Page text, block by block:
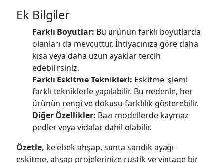
Ek Bilgiler
Farklı Boyutlar: Bu ürünün farklı boyutlarda
olanları da mevcuttur. İhtiyacınıza göre daha
kısa veya daha uzun ayaklar tercih
edebilirsiniz.
Farklı Eskitme Teknikleri: Eskitme işlemi
farklı tekniklerle yapılabilir. Bu nedenle, her
ürünün rengi ve dokusu farklılık gösterebilir.
Diğer Özellikler: Bazı modellerde kaymaz
pedler veya vidalar dahil olabilir.
Özetle, kelebek ahşap, sunta sandık ayağı -
eskitme, ahşap projelerinize rustik ve vintage bir